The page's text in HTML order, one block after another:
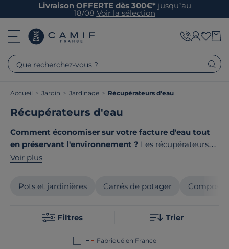
Livraison OFFERTE dès 300€* jusqu’au
18/08 Voir la sélection
Que recherchez-vous ?
Accueil > Jardin > Jardinage > Récupérateurs d'eau
Récupérateurs d'eau
Comment économiser sur votre facture d'eau tout
en préservant l'environnement ? Les récupérateurs
d'eau de pluie sont une solution intelligente pour
filtrants et de robinets pratiques, nos réservoirs de 300
à 1000 litres s'adaptent à tous les espaces extérieurs.
fabriqués en France ou en Europe
Voir plus
Pots et jardinières Carrés de potager
Filtres Trier
Fabriqué en France